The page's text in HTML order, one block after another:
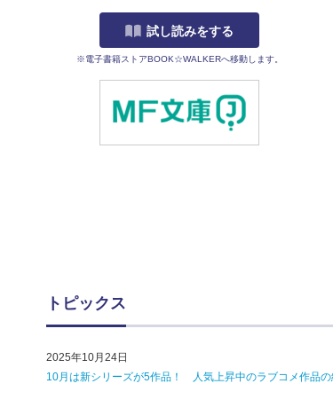
試し読みをする
※電子書籍ストアBOOK☆WALKERへ移動します。
トピックス
2025年10月24日
10月は新シリーズが5作品！ 人気上昇中のラブコメ作品